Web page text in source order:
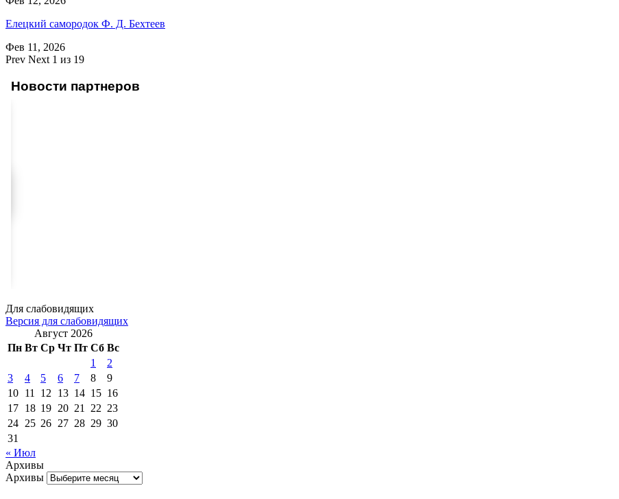
Елецкий самородок Ф. Д. Бехтеев
Фев 11, 2026
Prev Next 1 из 19
Новости партнеров
Для слабовидящих
Версия для слабовидящих
Август 2026
Пн Вт Ср Чт Пт Сб Вс
1
2
3
4 5 6 7 8
9
10 11 12 13 14 15 16
17 18 19 20 21 22 23
24 25 26 27 28 29 30
31
« Июл
Архивы
Архивы